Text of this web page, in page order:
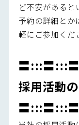
ど不安があると
予約の詳細とか
軽にご参加く
〓:::〓:::
採用活動
〓:::〓:::